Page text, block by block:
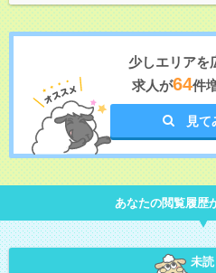
少しエリアを
求人が64件
見て
あなたの閲覧履歴
未読